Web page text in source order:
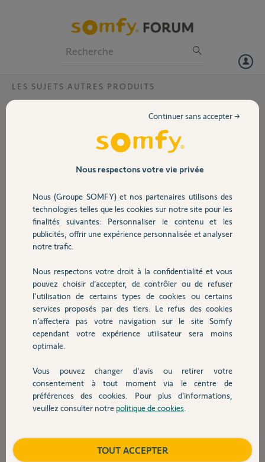
Volet
Sécurité
Domotique
Chauffage
Autres produits
Devis avec un pro
Contact
LES SUJETS AUTRES PRODUITS
Supprimer un compte sur une box switch
J’ai acheté une tahoma switch d’occasion. Elle est bloquée sur un
compte que je ne connais pas et je ne peux pas l’initialiser.
Pouvez-vous supprimer le compte actuel de la box 2023 3267 0941
pour que je puisse la mettre sur mon compte à créer ?
Merci,
Daniel T.
il y a plus de 3 ans
Participer au fil de discussion
Réponses
Bonjour Daniel,
Le nécessaire a du être fait puisque la box est bien rattachée à votre
Bonne journée,
Nous respectons votre vie privée
Nous (Groupe SOMFY) et nos partenaires utilisons des
technologies telles que les cookies sur notre site pour les
finalités suivantes: Personnaliser le contenu et les
publicités, offrir une expérience personnalisée et analyser
notre trafic.
Nous respectons votre droit à la confidentialité et vous
pouvez choisir d’accepter, de contrôler ou de refuser
l'utilisation de certains types de cookies ou certains
services proposés par des tiers. Le refus des cookies
n’affectera pas votre navigation sur le site Somfy
cependant votre expérience utilisateur sera moins
optimale.
Vous pouvez changer d'avis ou retirer votre
consentement à tout moment via le centre de
préférences des cookies. Pour plus d’informations,
veuillez consulter notre politique de cookies
Continuer sans accepter →
TOUT ACCEPTER